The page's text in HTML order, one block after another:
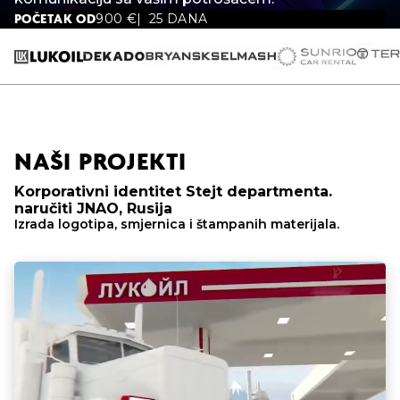
POČETAK OD900 € 25 DANA
NAŠI PROJEKTI
Korporativni identitet Stejt departmenta.
naručiti JNAO, Rusija
Izrada logotipa, smjernica i štampanih materijala.